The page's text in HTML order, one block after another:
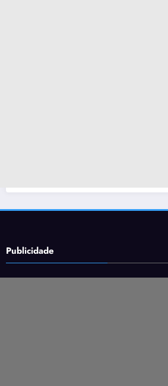
Publicidade